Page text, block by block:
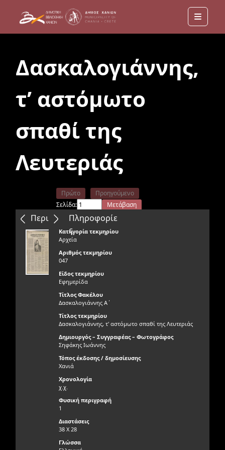
Menu
Δασκαλογιάννης,
τ’ αστόμωτο
σπαθί της
Λευτεριάς
Περιεχόμενα
Πρώτο
Προηγούμενο
Σελίδα:
Μετάβαση
Επόμενο
Τελευταίο
Πληροφορίε
ς
Κατηγορία τεκμηρίου
Αρχεία
Αριθμός τεκμηρίου
047
Είδος τεκμηρίου
Εφημερίδα
Τίτλος Φακέλου
Δασκαλογιάννης Α΄
Τίτλος τεκμηρίου
Δασκαλογιάννης, τ' αστόμωτο σπαθί της Λευτεριάς
Δημιουργός – Συγγραφέας – Φωτογράφος
Σηφάκης Ιωάννης
Τόπος έκδοσης / δημοσίευσης
Χανιά
Χρονολογία
χ.χ.
Φυσική περιγραφή
1
Διαστάσεις
38 X 28
Γλώσσα